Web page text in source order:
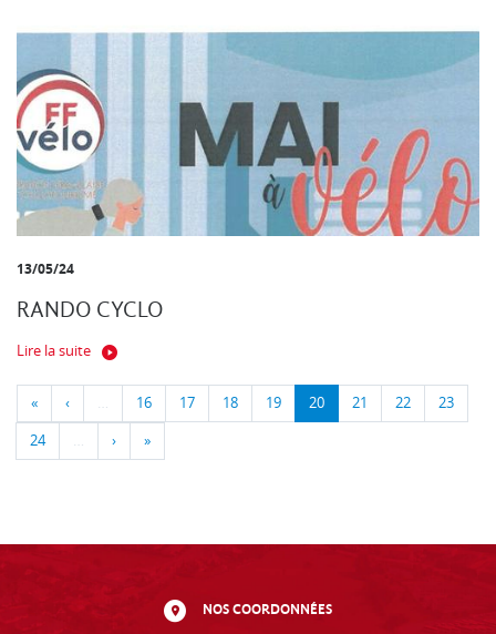
13/05/24
RANDO CYCLO
Lire la suite
« ‹ … 16 17 18 19 20 21 22 23
24 … › »
NOS COORDONNÉES